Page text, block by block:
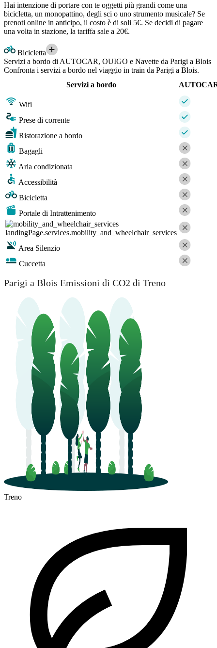
Hai intenzione di portare con te oggetti più grandi come una
bicicletta, un monopattino, degli sci o uno strumento musicale? Se
prenoti online in anticipo, il costo è di soli 5€. Se decidi di pagare
una volta in stazione, la tariffa sale a 20€.
Bicicletta
Servizi a bordo di AUTOCAR, OUIGO e Navette da Parigi a Blois
Confronta i servizi a bordo nel viaggio in train da Parigi a Blois.
Servizi a bordo
Wifi
Prese di corrente
Ristorazione a bordo
Bagagli
Aria condizionata
Accessibilità
Bicicletta
Portale di Intrattenimento
landingPage.services.mobility_and_wheelchair_services
Area Silenzio
Cuccetta
Parigi a Blois Emissioni di CO2 di Treno
Treno